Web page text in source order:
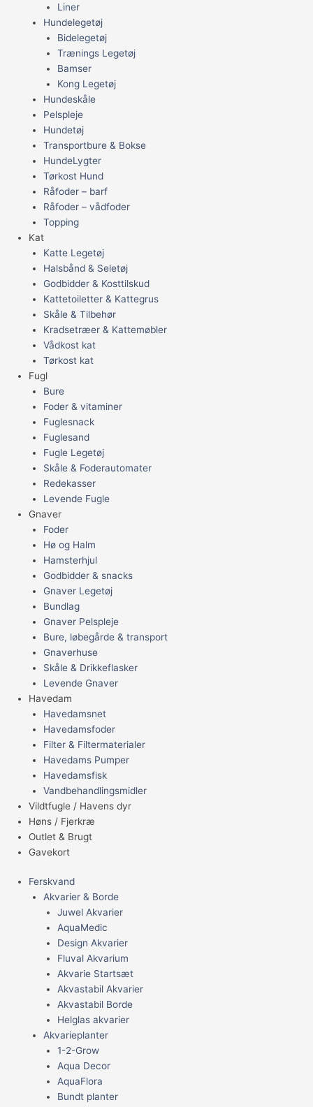
Liner
Hundelegetøj
Bidelegetøj
Trænings Legetøj
Bamser
Kong Legetøj
Hundeskåle
Pelspleje
Hundetøj
Transportbure & Bokse
HundeLygter
Tørkost Hund
Råfoder – barf
Råfoder – vådfoder
Topping
Kat
Katte Legetøj
Halsbånd & Seletøj
Godbidder & Kosttilskud
Kattetoiletter & Kattegrus
Skåle & Tilbehør
Kradsetræer & Kattemøbler
Vådkost kat
Tørkost kat
Fugl
Bure
Foder & vitaminer
Fuglesnack
Fuglesand
Fugle Legetøj
Skåle & Foderautomater
Redekasser
Levende Fugle
Gnaver
Foder
Hø og Halm
Hamsterhjul
Godbidder & snacks
Gnaver Legetøj
Bundlag
Gnaver Pelspleje
Bure, løbegårde & transport
Gnaverhuse
Skåle & Drikkeflasker
Levende Gnaver
Havedam
Havedamsnet
Havedamsfoder
Filter & Filtermaterialer
Havedams Pumper
Havedamsfisk
Vandbehandlingsmidler
Vildtfugle / Havens dyr
Høns / Fjerkræ
Outlet & Brugt
Gavekort
Ferskvand
Akvarier & Borde
Juwel Akvarier
AquaMedic
Design Akvarier
Fluval Akvarium
Akvarie Startsæt
Akvastabil Akvarier
Akvastabil Borde
Helglas akvarier
Akvarieplanter
1-2-Grow
Aqua Decor
AquaFlora
Bundt planter